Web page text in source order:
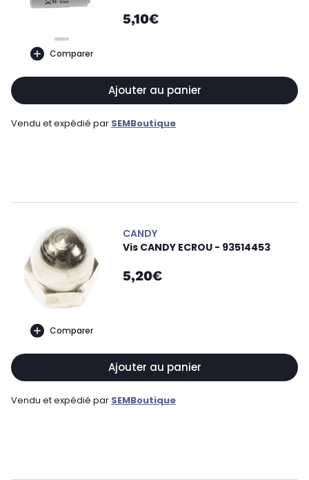
Comparer
5,10€
Ajouter au panier
Vendu et expédié par SEMBoutique
Comparer
CANDY
Vis CANDY ECROU - 93514453
5,20€
Ajouter au panier
Vendu et expédié par SEMBoutique